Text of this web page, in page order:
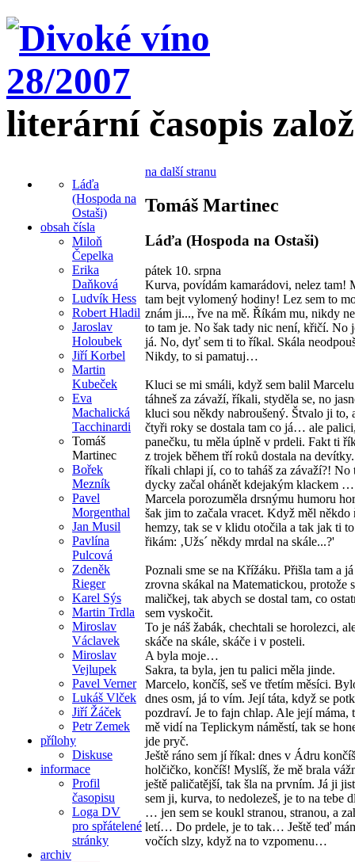
literární časopis
Láďa
(Hospoda na
Ostaši)
obsah čísla
Miloň
Čepelka
Erika
Daňková
Ludvík Hess
Robert Hladil
Jaroslav
Holoubek
Jiří Korbel
Martin
Kubeček
Eva
Machalická
Tacchinardi
Tomáš
Martinec
Bořek
Mezník
Pavel
Morgenthal
Jan Musil
Pavlína
Pulcová
Zdeněk
Rieger
Karel Sýs
Martin Trdla
Miroslav
Václavek
Miroslav
Vejlupek
Pavel Verner
Lukáš Vlček
Jiří Žáček
Petr Zemek
přílohy
Diskuse
informace
Profil
časopisu
Loga DV
pro spřátelené
stránky
archiv
na další stranu
Tomáš Martinec
Láďa (Hospoda na Ostaši)
pátek 10. srpna
Kurva, povídám kamarádovi, nelez tam!
tam bejt vylomený hodiny! Lez sem to
znám ji..., řve na mě. Říkám mu, nikdy
to tam je. No šak tady nic není, křičí. No
já. No, dyť sem ti to říkal. Skála
Nikdy, to si pamatuj…
Kluci se mi smáli, když sem balil
táhneš za závaží, říkali, styděla se, no
kluci sou někdy nabroušený. Štvalo ji to,
čtyři roky se dostala tam co já… ale
panečku, tu měla úplně v prdeli. Fakt ti
z trojek během tří roků dostala na
říkali chlapi jí, co to taháš za závaží?! No
dycky začal ohánět kdejakým klackem …
Marcela porozuměla drsnýmu humoru
šak jim to začala vracet. Když měl někdo
hemzy, tak se v klidu otočila a tak jak ti
řikám: ‚Užs´ někdy mrdal na skále...?'
Poznali sme se na Křížáku. Přišla tam a
zrovna skákal na Matematickou, protože
maličkej, tak abych se dostal tam, co
sem vyskočit.
To je náš žabák, chechtali se horolezci,
skáče na skále, skáče i v posteli.
A byla moje…
Sakra, ta byla, jen tu palici měla jinde.
Marcelo, končíš, seš ve třetím měsíci.
dnes osm, já to vím. Její táta, když se
pozdraví. Je to fajn chlap. Ale její máma,
mě vidí na Teplickym náměstí, tak se
jde pryč.
Ještě ráno sem jí říkal: dnes v Ádru
holčičko, končíš! Myslíš, že mě brala
ještě paličatější, tak šla na prvním. Já ji
sem ji, kurva, to nedolezeš, je to na tebe
… jen sem se koukl stranou, stranou, a
letí… Do prdele, je to tak… Ještě teď
vočích slzy, když na to vzpomenu…